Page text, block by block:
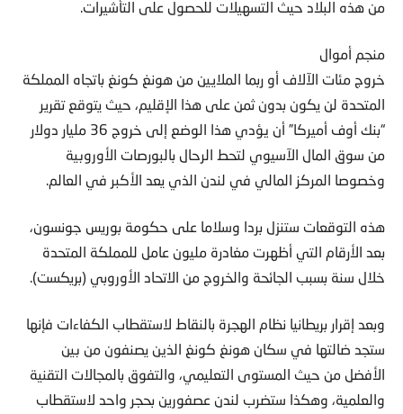
من هذه البلاد حيث التسهيلات للحصول على التأشيرات.
منجم أموال
خروج مئات الآلاف أو ربما الملايين من هونغ كونغ باتجاه المملكة
المتحدة لن يكون بدون ثمن على هذا الإقليم، حيث يتوقع تقرير
“بنك أوف أميركا” أن يؤدي هذا الوضع إلى خروج 36 مليار دولار
من سوق المال الآسيوي لتحط الرحال بالبورصات الأوروبية
وخصوصا المركز المالي في لندن الذي يعد الأكبر في العالم.
هذه التوقعات ستنزل بردا وسلاما على حكومة بوريس جونسون،
بعد الأرقام التي أظهرت مغادرة مليون عامل للمملكة المتحدة
خلال سنة بسبب الجائحة والخروج من الاتحاد الأوروبي (بريكست).
وبعد إقرار بريطانيا نظام الهجرة بالنقاط لاستقطاب الكفاءات فإنها
ستجد ضالتها في سكان هونغ كونغ الذين يصنفون من بين
الأفضل من حيث المستوى التعليمي، والتفوق بالمجالات التقنية
والعلمية، وهكذا ستضرب لندن عصفورين بحجر واحد لاستقطاب